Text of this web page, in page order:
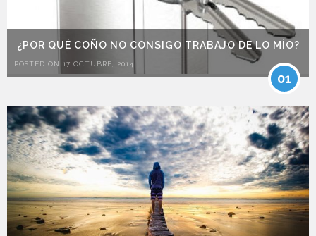
¿POR QUÉ COÑO NO CONSIGO TRABAJO DE LO MÍO?
POSTED ON 17 OCTUBRE, 2014
01